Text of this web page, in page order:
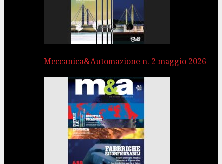
Meccanica&Automazione n. 2 maggio 2026